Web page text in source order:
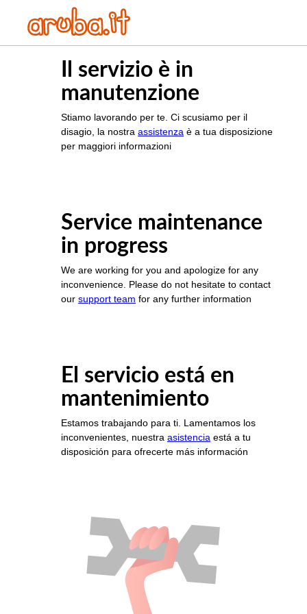
Il servizio è in
manutenzione
Stiamo lavorando per te. Ci scusiamo per il
disagio, la nostra assistenza è a tua disposizione
per maggiori informazioni
Service maintenance
in progress
We are working for you and apologize for any
inconvenience. Please do not hesitate to contact
our support team for any further information
El servicio está en
mantenimiento
Estamos trabajando para ti. Lamentamos los
inconvenientes, nuestra asistencia está a tu
disposición para ofrecerte más información